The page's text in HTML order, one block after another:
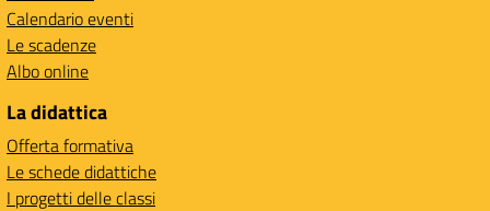
Calendario eventi
Le scadenze
Albo online
La didattica
Offerta formativa
Le schede didattiche
I progetti delle classi